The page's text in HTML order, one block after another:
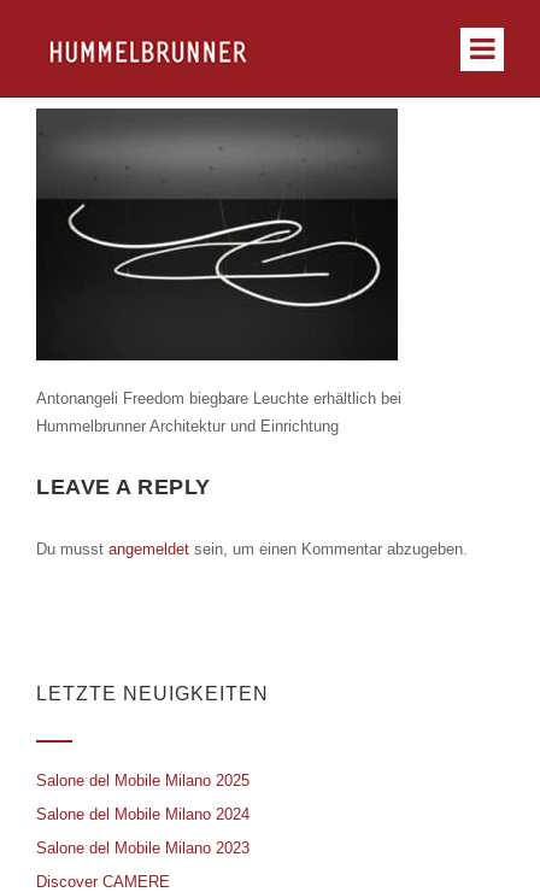
Antonangeli Freedom biegbare Leuchte erhältlich bei
Hummelbrunner Architektur und Einrichtung
LEAVE A REPLY
Du musst angemeldet sein, um einen Kommentar abzugeben.
LETZTE NEUIGKEITEN
Salone del Mobile Milano 2025
Salone del Mobile Milano 2024
Salone del Mobile Milano 2023
Discover CAMERE